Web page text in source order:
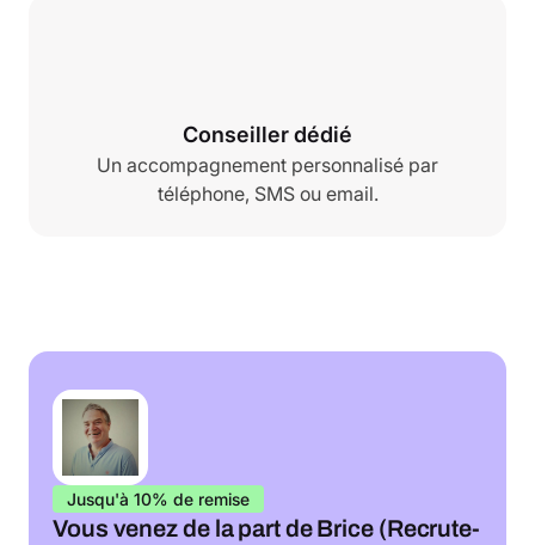
Conseiller dédié
Un accompagnement personnalisé par
téléphone, SMS ou email.
Jusqu'à 10% de remise
Vous venez de la part de Brice (Recrute-